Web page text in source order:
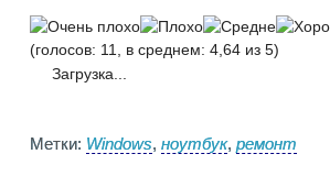
(голосов: 11, в среднем: 4,64 из 5)
Загрузка...
Метки: Windows, ноутбук, ремонт